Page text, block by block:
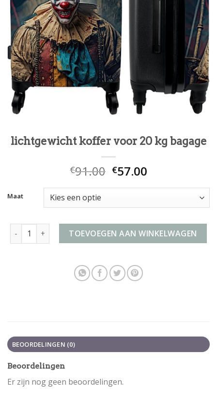
lichtgewicht koffer voor 20 kg bagage
€91.00 €57.00
Maat
lichtgewicht koffer voor 20 kg bagage aantal
TOEVOEGEN AAN WINKELWAGEN
BEOORDELINGEN (0)
Beoordelingen
Er zijn nog geen beoordelingen.